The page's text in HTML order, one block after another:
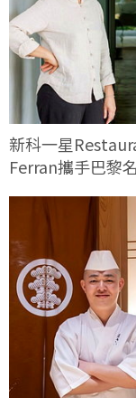
新科一星
Ferran攜手巴黎